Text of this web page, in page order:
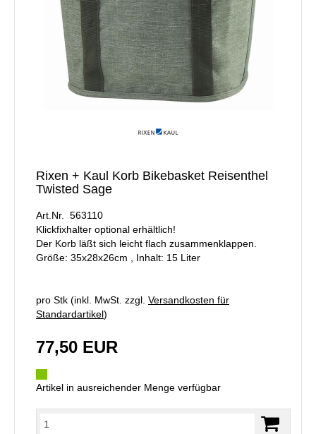
Rixen + Kaul Korb Bikebasket Reisenthel
Twisted Sage
Art.Nr. 563110
Klickfixhalter optional erhältlich!
Der Korb läßt sich leicht flach zusammenklappen.
Größe: 35x28x26cm , Inhalt: 15 Liter
pro Stk (inkl. MwSt. zzgl. Versandkosten für
Standardartikel)
77,50 EUR
Artikel in ausreichender Menge verfügbar